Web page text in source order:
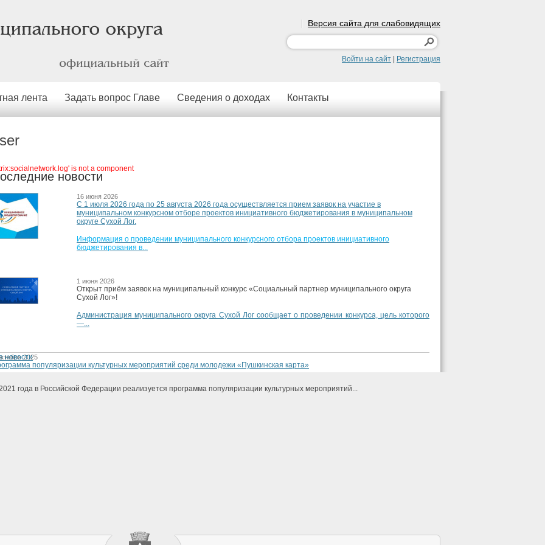
Версия сайта для слабовидящих
Войти на сайт Регистрация
лента Задать вопрос Главе Сведения о доходах Контакты
is not a component
новости
16 июня 2026
С 1 июля 2026 года по 25 августа 2026 года осуществляется прием заявок на участие в
муниципальном конкурсном отборе проектов инициативного бюджетирования в муниципальном
округе Сухой Лог.
Информация о проведении муниципального конкурсного отбора проектов инициативного
бюджетирования в...
1 июня 2026
Открыт приём заявок на муниципальный конкурс «Социальный партнер муниципального округа
Сухой Лог»!
Администрация муниципального округа Сухой Лог сообщает о проведении конкурса, цель которого
—...
2025
популяризации культурных мероприятий среди молодежи «Пушкинская карта»
года в Российской Федерации реализуется программа популяризации культурных мероприятий...
новости